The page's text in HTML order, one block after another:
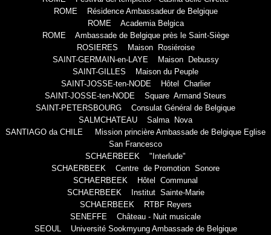
ROME Résidence Ambassadeur de Belgique
ROME Academia Belgica
ROME Ambassade de Belgique près le Saint-Siège
ROSIERES Maison Rosiéroise
SAINT-GERMAIN-en-LAYE Maison Debussy
SAINT-GILLES Maison du Peuple
SAINT-JOSSE-ten-NODE Hôtel Charlier
SAINT-JOSSE-ten-NODE Square Armand Steurs
SAINT-PETERSBOURG Consulat Général de Belgique
SALMCHATEAU Salma Nova
SANTIAGO da CHILE Mission princière Ambassade de Belgique Eglise
San Francesco
SCHAERBEEK "Interlude"
SCHAERBEEK Centre de Promotion Sonore
SCHAERBEEK Hôtel Communal
SCHAERBEEK Institut Sainte-Marie
SCHAERBEEK RTBF Reyers
SENEFFE Château - Nuit musicale
SEOUL Université Sookmyung Ambassade de Belgique